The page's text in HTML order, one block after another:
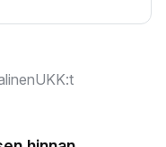
UKK:t